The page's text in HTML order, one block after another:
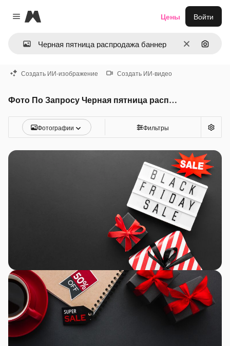
Close menu
Magnific
ОчиститьПоиск
Цены Войти
Создать ИИ-изображение Создать ИИ-видео
Фото По Запросу Черная пятница распродажа баннер
Фотографии Фильтры